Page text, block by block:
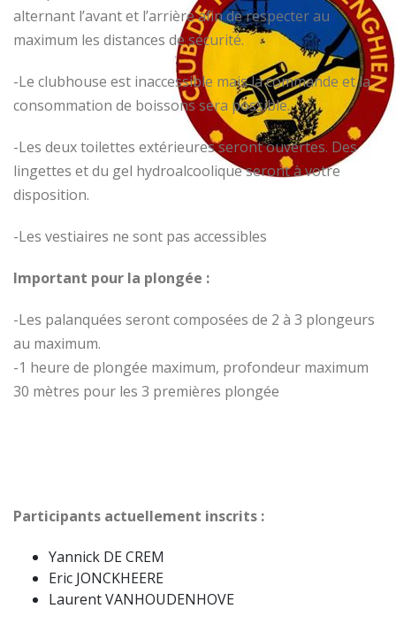
alternant l’avant et l’arrière afin de respecter au
maximum les distances de sécurité.
-Le clubhouse est inaccessible mais la commande et la
consommation de boissons sera possible.
-Les deux toilettes extérieures seront ouvertes. Des
lingettes et du gel hydroalcoolique seront à votre
disposition.
-Les vestiaires ne sont pas accessibles
Important pour la plongée :
-Les palanquées seront composées de 2 à 3 plongeurs
au maximum.
-1 heure de plongée maximum, profondeur maximum
30 mètres pour les 3 premières plongée
Participants actuellement inscrits :
Yannick DE CREM
Eric JONCKHEERE
Laurent VANHOUDENHOVE